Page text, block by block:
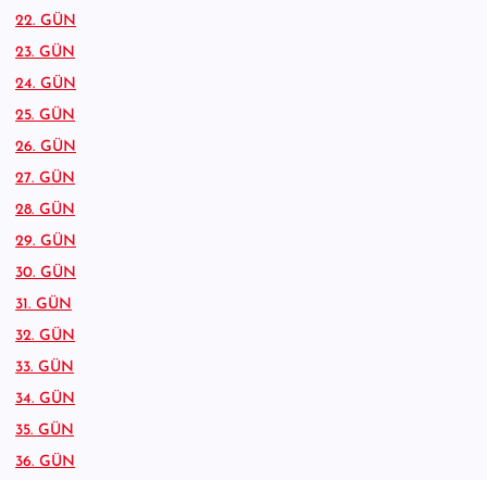
22. GÜN
23. GÜN
24. GÜN
25. GÜN
26. GÜN
27. GÜN
28. GÜN
29. GÜN
30. GÜN
31. GÜN
32. GÜN
33. GÜN
34. GÜN
35. GÜN
36. GÜN